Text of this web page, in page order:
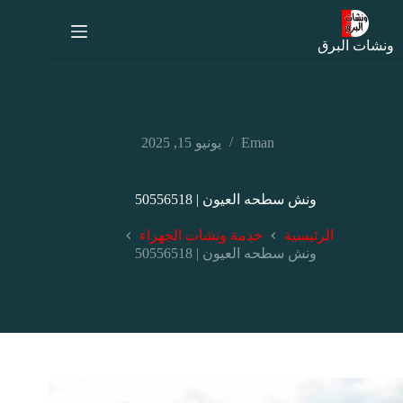
ونشات البرق
Eman يونيو 15, 2025
ونش سطحه العيون | 50556518
الرئيسية
خدمة ونشات الجهراء
ونش سطحه العيون | 50556518